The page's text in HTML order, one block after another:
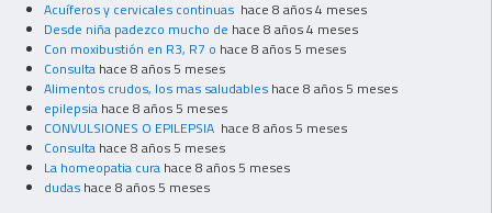
Acuíferos y cervicales continuas hace 8 años 4 meses
Desde niña padezco mucho de hace 8 años 4 meses
Con moxibustión en R3, R7 o hace 8 años 5 meses
Consulta hace 8 años 5 meses
Alimentos crudos, los mas saludables hace 8 años 5 meses
epilepsia hace 8 años 5 meses
CONVULSIONES O EPILEPSIA hace 8 años 5 meses
Consulta hace 8 años 5 meses
La homeopatia cura hace 8 años 5 meses
dudas hace 8 años 5 meses